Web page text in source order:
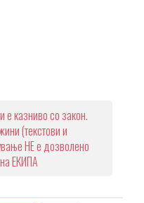
е казниво со закон.
(текстови и
НЕ е дозволено
ЕКИПА